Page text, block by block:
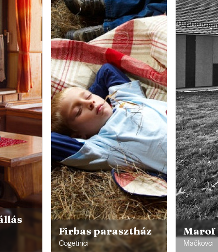
Firbas parasztház
Cogetinci
Marof
Mačkovci